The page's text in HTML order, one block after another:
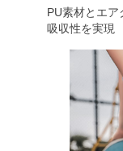
PU素材とエ
吸収性を実現